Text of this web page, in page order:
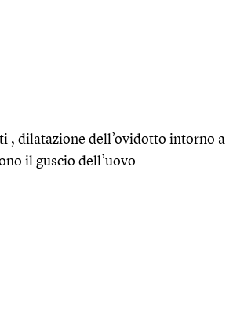
, dilatazione dell’ovidotto intorno a
il guscio dell’uovo